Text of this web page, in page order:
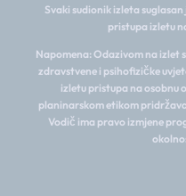
Svaki sudionik izleta
pristupa izletu
Napomena: Odazivom na izlet
zdravstvene i psihofizičke
izletu pristupa na osobnu
planinarskom etikom
Vodič ima pravo izmjene